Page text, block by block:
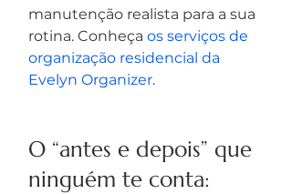
manutenção realista para a sua
rotina. Conheça os serviços de
organização residencial da
Evelyn Organizer.
O “antes e depois” que
ninguém te conta: